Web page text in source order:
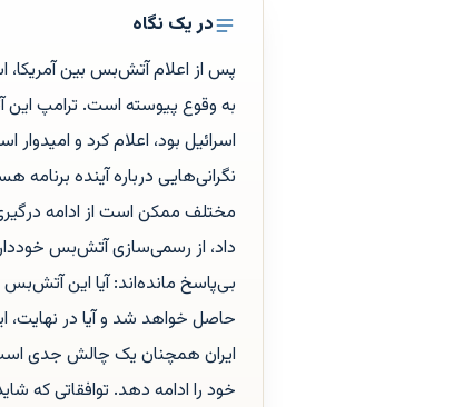
در یک نگاه
پس از اعلام آتش‌بس بین آمریکا،
به وقوع پیوسته است. ترامپ
اسرائیل بود، اعلام کرد و
نگرانی‌هایی درباره آینده برنامه
مختلف ممکن است از ادامه
داد، از رسمی‌سازی آتش‌بس
بی‌پاسخ مانده‌اند: آیا این آتش‌بس
حاصل خواهد شد و آیا در نهایت،
ایران همچنان یک چالش جدی است
خود را ادامه دهد. توافقاتی که